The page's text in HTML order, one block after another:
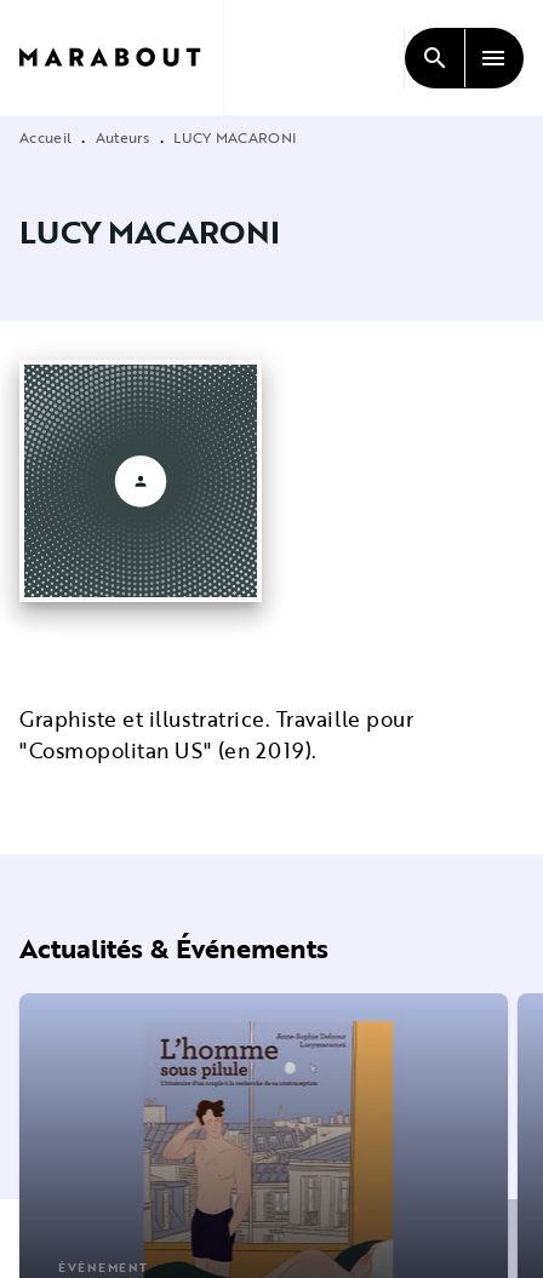
CONTENU
search menu
Accueil • Auteurs • LUCY MACARONI
LUCY MACARONI
Graphiste et illustratrice. Travaille pour
"Cosmopolitan US" (en 2019).
Actualités & Événements
ÉVÈNEMENT